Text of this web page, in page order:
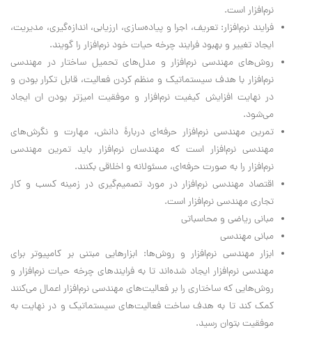
نرم‌افزار است.
فرایند نرم‌افزار: تعریف، اجرا و پیاده‌سازی، ارزیابی، اندازه‌گیری، مدیریت،
ایجاد تغییر و بهبود فرایند چرخه حیات خود نرم‌افزار را گویند.
روش‌های مهندسی نرم‌افزار و مدل‌های تحمیل ساختار در مهندسی
نرم‌افزار با هدف سیستماتیک و منظم کردن فعالیت، قابل تکرار بودن و
در نهایت افزایش کیفیت نرم‌افزار و موفقیت امیزتر بودن ان ایجاد
می‌شود.
تمرین مهندسی نرم‌افزار حرفه‌ای دربارهٔ دانش، مهارت و نگرش‌های
مهندسی نرم‌افزار است که مهندسان نرم‌افزار باید تمرین مهندسی
نرم‌افزار را به صورت حرفه‌ای، مسئولانه و اخلاقی بکنند.
اقتصاد مهندسی نرم‌افزار در مورد تصمیم‌گیری در زمینه کسب و کار
تجاری مهندسی نرم‌افزار است.
مبانی ریاضی و محاسباتی
مبانی مهندسی
ابزار مهندسی نرم‌افزار و روش‌ها: ابزارهایی مبتنی بر کامپیوتر برای
مهندسی نرم‌افزار ایجاد شده‌اند تا به فرایندهای چرخه حیات نرم‌افزار و
روش‌هایی که ساختاری را بر فعالیت‌های مهندسی نرم‌افزار اعمال می‌کنند
کمک کند تا به هدف ساخت فعالیت‌های سیستماتیک و در نهایت به
موفقیت بتوان رسید.